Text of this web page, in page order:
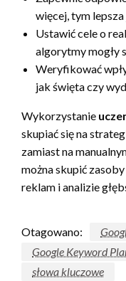
więcej, tym
Ustawić cele o
algorytmy mogły
Weryfikować
jak święta czy
Wykorzystanie
skupiać się na
zamiast na
można skupić
reklam i analizie
Otagowano:
Google Keyword
słowa kluczowe